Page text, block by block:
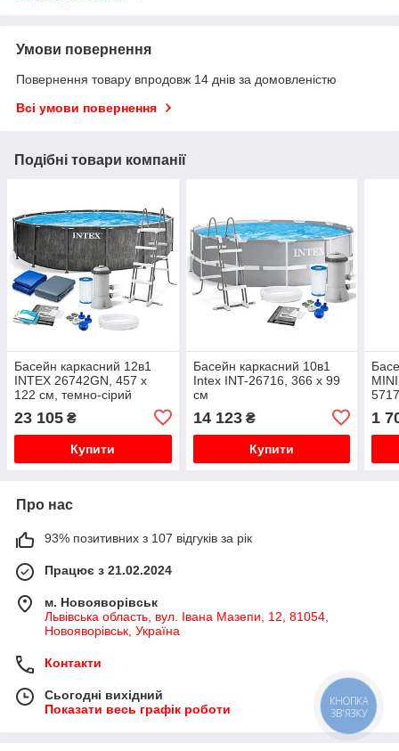
Умови повернення
Повернення товару впродовж 14 днів за домовленістю
Всі умови повернення
Подібні товари компанії
Басейн каркасний 12в1
INTEX 26742GN, 457 x
122 см, темно-сірий
23 105 ₴
Купити
Басейн каркасний 10в1
Intex INT-26716, 366 x 99
см
14 123₴
Купити
1
Про нас
93% позитивних з 107 відгуків за рік
Працює з 21.02.2024
м. Новояворівськ
Львівська область, вул. Івана Мазепи, 12, 81054,
Новояворівськ, Україна
Контакти
Сьогодні вихідний
Показати весь графік роботи
КНОПКА
ЗВ'ЯЗКУ